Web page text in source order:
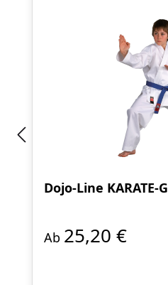
Dojo-Line KARATE-
Ab 25,20 €